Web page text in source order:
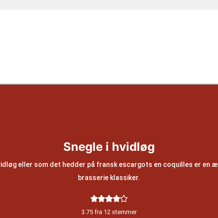
Snegle i hvidløg
eller som det hedder på fransk escargots en coquilles er en
brasserie klassiker.
3.75 fra 12 stemmer